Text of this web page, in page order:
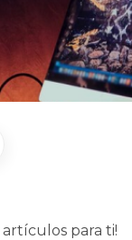
artículos para ti!